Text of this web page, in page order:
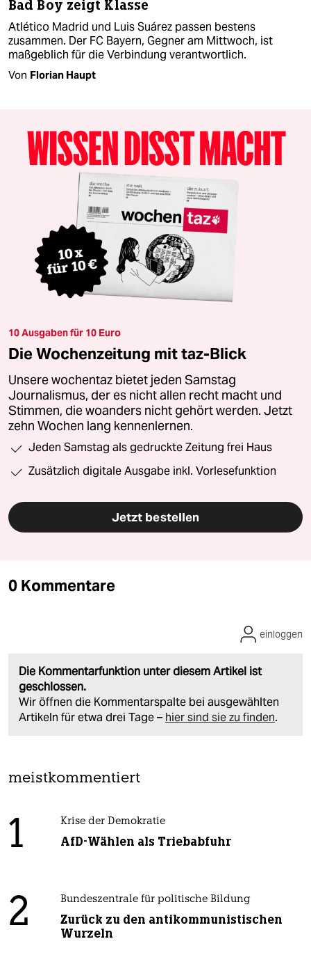
Bad Boy zeigt Klasse
Atlético Madrid und Luis Suárez passen bestens
zusammen. Der FC Bayern, Gegner am Mittwoch, ist
maßgeblich für die Verbindung verantwortlich.
Von Florian Haupt
10 Ausgaben für 10 Euro
Die Wochenzeitung mit taz-Blick
Unsere wochentaz bietet jeden Samstag
Journalismus, der es nicht allen recht macht und
Stimmen, die woanders nicht gehört werden. Jetzt
zehn Wochen lang kennenlernen.
Jeden Samstag als gedruckte Zeitung frei Haus
Zusätzlich digitale Ausgabe inkl. Vorlesefunktion
Jetzt bestellen
0 Kommentare
Die Kommentarfunktion unter diesem Artikel ist
geschlossen.
Wir öffnen die Kommentarspalte bei ausgewählten
Artikeln für etwa drei Tage – hier sind sie zu finden.
einloggen
meistkommentiert
1 Krise der Demokratie
AfD-Wählen als Triebabfuhr
2 Bundeszentrale für politische Bildung
Zurück zu den antikommunistischen
Wurzeln